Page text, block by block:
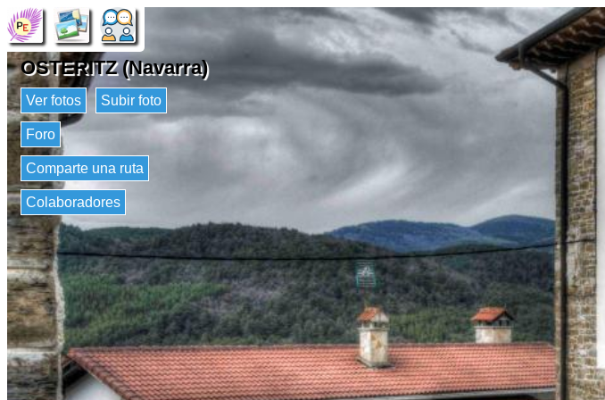
OSTERITZ (Navarra)
Ver fotos Subir foto
Foro
Comparte una ruta
Colaboradores